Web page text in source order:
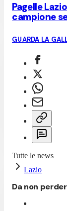
Pagelle
campione
GUARDA LA
Tutte le news
Lazio
Da non